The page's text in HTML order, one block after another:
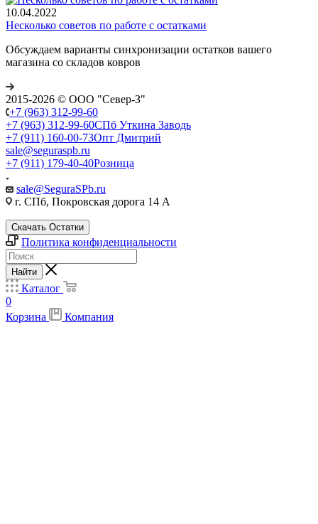
10.04.2022
Несколько советов по работе с остатками
Обсуждаем варианты синхронизации остатков вашего
магазина со складов ковров
2015-2026 © ООО "Север-З"
+7 (963) 312-99-60
+7 (963) 312-99-60СПб Уткина Заводь
+7 (911) 160-00-73Опт Дмитрий
sale@seguraspb.ru
+7 (911) 179-40-40Розница
sale@SeguraSPb.ru
г. СПб, Покровская дорога 14 А
Скачать Остатки
Политика конфиденциальности
Найти
Каталог
0
Корзина
Компания